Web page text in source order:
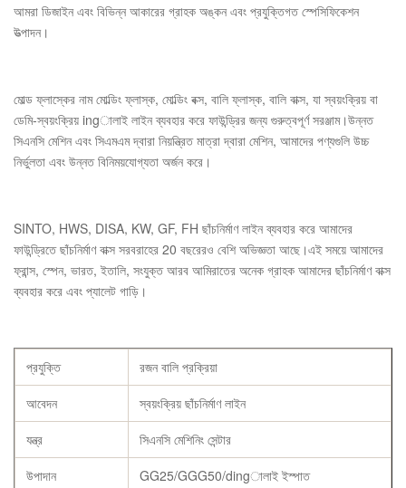
আমরা ডিজাইন এবং বিভিন্ন আকারের গ্রাহক অঙ্কন এবং প্রযুক্তিগত স্পেসিফিকেশন
উত্পাদন।
মোল্ড ফ্লাস্কের নাম মোল্ডিং ফ্লাস্ক, মোল্ডিং বক্স, বালি ফ্লাস্ক, বালি বাক্স, যা স্বয়ংক্রিয় বা
ডেমি-স্বয়ংক্রিয় ingালাই লাইন ব্যবহার করে ফাউন্ড্রির জন্য গুরুত্বপূর্ণ সরঞ্জাম।উন্নত
সিএনসি মেশিন এবং সিএমএম দ্বারা নিয়ন্ত্রিত মাত্রা দ্বারা মেশিন, আমাদের পণ্যগুলি উচ্চ
নির্ভুলতা এবং উন্নত বিনিময়যোগ্যতা অর্জন করে।
SINTO, HWS, DISA, KW, GF, FH ছাঁচনির্মাণ লাইন ব্যবহার করে আমাদের
ফাউন্ড্রিতে ছাঁচনির্মাণ বাক্স সরবরাহের 20 বছরেরও বেশি অভিজ্ঞতা আছে।এই সময়ে আমাদের
ফ্রান্স, স্পেন, ভারত, ইতালি, সংযুক্ত আরব আমিরাতের অনেক গ্রাহক আমাদের ছাঁচনির্মাণ বাক্স
ব্যবহার করে এবং প্যালেট গাড়ি।
প্রযুক্তি
রজন বালি প্রক্রিয়া
আবেদন
স্বয়ংক্রিয় ছাঁচনির্মাণ লাইন
যন্ত্র
সিএনসি মেশিনিং সেন্টার
উপাদান
GG25/GGG50/dingালাই ইস্পাত